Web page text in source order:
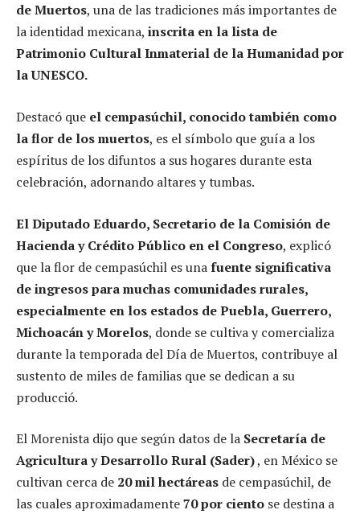
de Muertos, una de las tradiciones más importantes de
la identidad mexicana, inscrita en la lista de
Patrimonio Cultural Inmaterial de la Humanidad por
la UNESCO.
Destacó que el cempasúchil, conocido también como
la flor de los muertos, es el símbolo que guía a los
espíritus de los difuntos a sus hogares durante esta
celebración, adornando altares y tumbas.
El Diputado Eduardo, Secretario de la Comisión de
Hacienda y Crédito Público en el Congreso, explicó
que la flor de cempasúchil es unafuente significativa
de ingresos para muchas comunidades rurales,
especialmente en los estados de Puebla, Guerrero,
Michoacán y Morelos, donde se cultiva y comercializa
durante la temporada del Día de Muertos, contribuye al
sustento de miles de familias que se dedican a su
producció.
El Morenista dijo que según datos de la Secretaría de
Agricultura y Desarrollo Rural (Sader), en México se
cultivan cerca de 20 mil hectáreas de cempasúchil, de
las cuales aproximadamente70 por ciento se destina a